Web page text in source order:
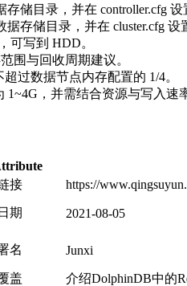
储目录，并在 controller.cfg 设
存储目录，并在 cluster.cfg 设
可写到 HDD。
围与回收周期建议。
过数据节点内存配置的 1/4。
1~4G，并需结合资源与写入速
接 https://
期 2021-08-05
名 Junxi
盖 介绍DolphinDB中的